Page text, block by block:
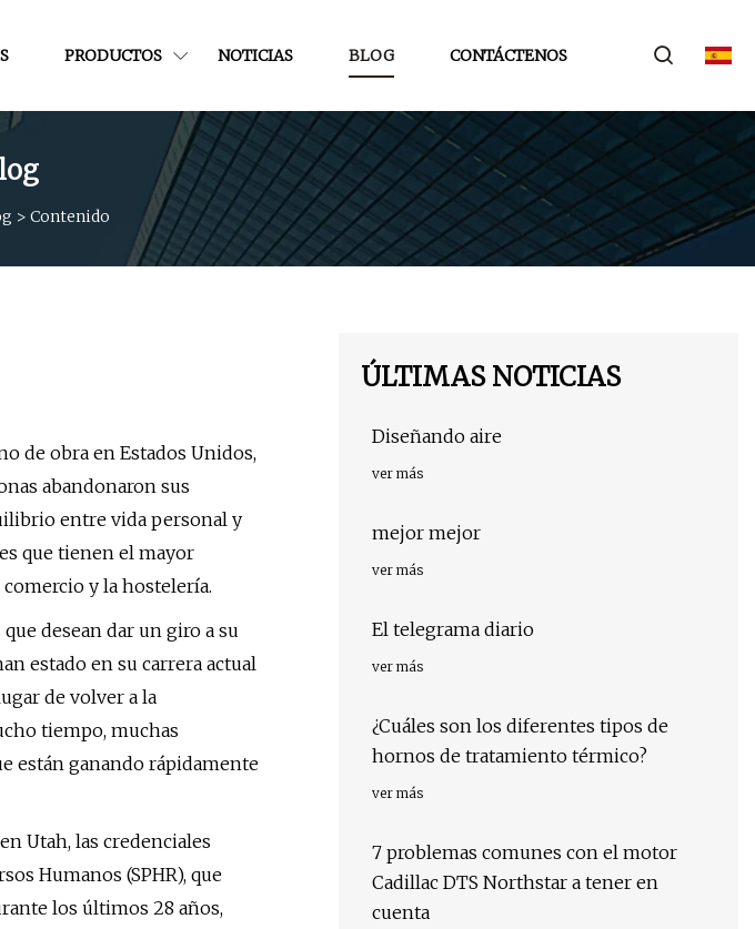
PRODUCTOS NOTICIAS BLOG CONTÁCTENOS
> Contenido
de obra en Estados Unidos,
abandonaron sus
entre vida personal y
que tienen el mayor
y la hostelería.
desean dar un giro a su
estado en su carrera actual
de volver a la
tiempo, muchas
están ganando rápidamente
Utah, las credenciales
Humanos (SPHR), que
los últimos 28 años,
ÚLTIMAS NOTICIAS
Diseñando aire
ver más
mejor mejor
ver más
El telegrama diario
ver más
¿Cuáles son los diferentes tipos de
hornos de tratamiento térmico?
ver más
7 problemas comunes con el motor
Cadillac DTS Northstar a tener en
cuenta